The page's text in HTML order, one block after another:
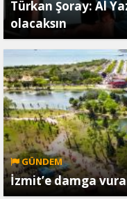
Türkan Şoray: Al
olacaksın
GÜNDEM
İzmit’e damga